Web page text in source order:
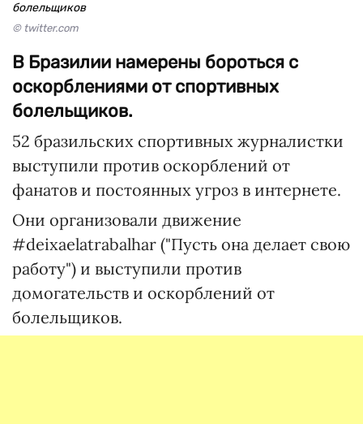
болельщиков
© twitter.com
В Бразилии намерены бороться с
оскорблениями от спортивных
болельщиков.
52 бразильских спортивных журналистки
выступили против оскорблений от
фанатов и постоянных угроз в интернете.
Они организовали движение
#deixaelatrabalhar ("Пусть она делает свою
работу") и выступили против
домогательств и оскорблений от
болельщиков.